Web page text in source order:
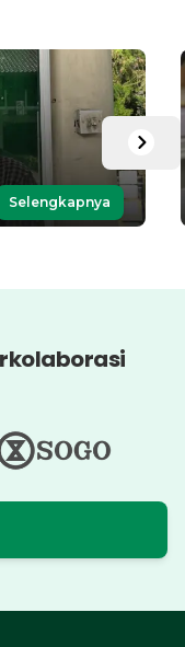
Selengkapnya